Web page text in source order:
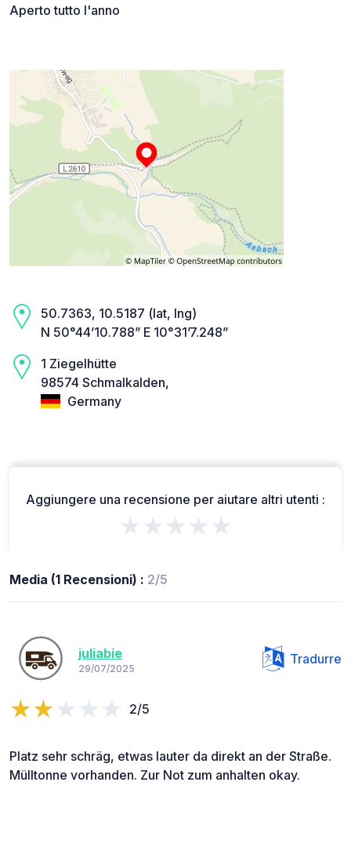
Aperto tutto l'anno
50.7363, 10.5187 (lat, lng)
N 50°44’10.788” E 10°31’7.248”
1 Ziegelhütte
98574 Schmalkalden,
Germany
Aggiungere una recensione per aiutare altri utenti :
★★★★★
Media (1 Recensioni) : 2/5
juliabie
29/07/2025
Tradurre
2/5
Platz sehr schräg, etwas lauter da direkt an der Straße.
Mülltonne vorhanden. Zur Not zum anhalten okay.